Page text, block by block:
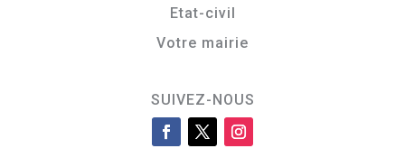
Etat-civil
Votre mairie
SUIVEZ-NOUS